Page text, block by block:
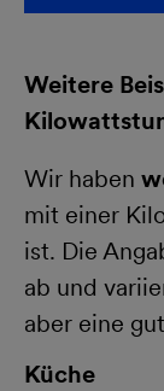
Kurz-
4WUYio
Weitere
Wir haben
mit einer
ist. Die
ab und
aber eine
Küche